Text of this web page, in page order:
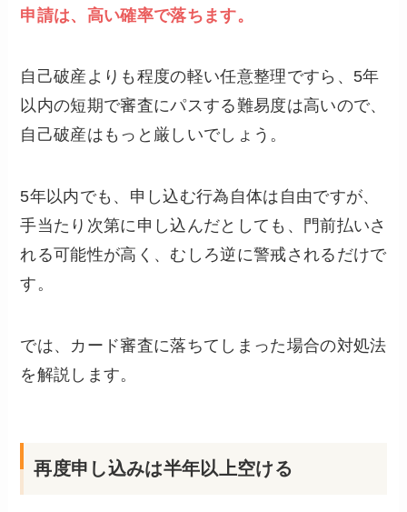
申請は、高い確率で落ちます。
自己破産よりも程度の軽い任意整理ですら、5年
以内の短期で審査にパスする難易度は高いので、
自己破産はもっと厳しいでしょう。
5年以内でも、申し込む行為自体は自由ですが、
手当たり次第に申し込んだとしても、門前払いさ
れる可能性が高く、むしろ逆に警戒されるだけで
す。
では、カード審査に落ちてしまった場合の対処法
を解説します。
再度申し込みは半年以上空ける